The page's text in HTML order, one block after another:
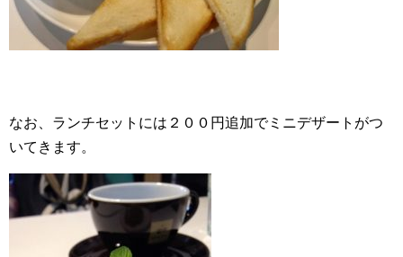
なお、ランチセットには２００円追加でミニデザートがつ
いてきます。